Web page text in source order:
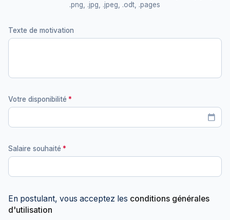
.png, .jpg, .jpeg, .odt, .pages
Texte de motivation
Votre disponibilité
calendar_today
Salaire souhaité
En postulant, vous acceptez les conditions générales
d'utilisation